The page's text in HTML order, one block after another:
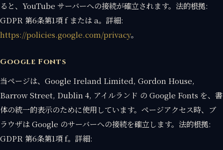
ると、YouTube サーバーへの接続が確立されます。法的根拠:
GDPR 第6条第1項 f または a。詳細:
https://policies.google.com/privacy。
Google Fonts
当ページは、Google Ireland Limited, Gordon House,
Barrow Street, Dublin 4, アイルランド の Google Fonts を、書
体の統一的表示のために使用しています。ページアクセス時、ブ
ラウザは Google のサーバーへの接続を確立します。法的根拠:
GDPR 第6条第1項 f。詳細: